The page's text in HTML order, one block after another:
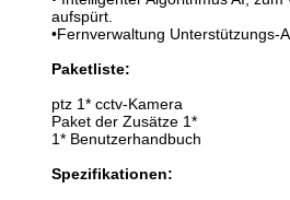
aufspürt.
•Fernverwaltung Unterstützungs-
Paketliste:
ptz 1* cctv-Kamera
Paket der Zusätze 1*
1* Benutzerhandbuch
Spezifikationen: